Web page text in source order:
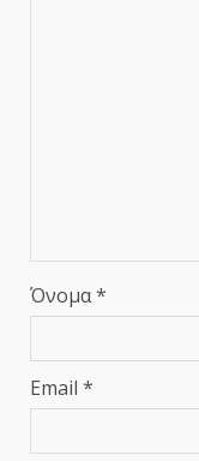
Όνομα*
Email *